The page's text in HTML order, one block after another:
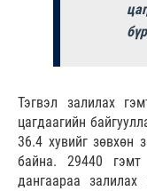
Тэгвэл залилах
цагдаагийн
36.4 хувийг зөвхөн
байна. 29440
дангаараа